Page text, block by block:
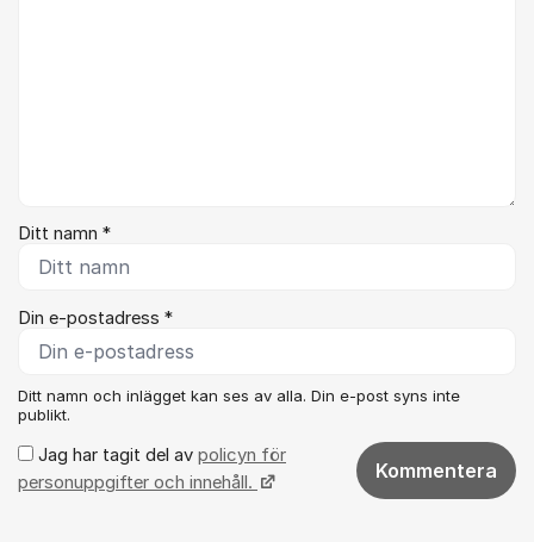
Ditt namn *
Din e-postadress *
Ditt namn och inlägget kan ses av alla. Din e-post syns inte
publikt.
Jag har tagit del av policyn för
personuppgifter och innehåll.
Kommentera